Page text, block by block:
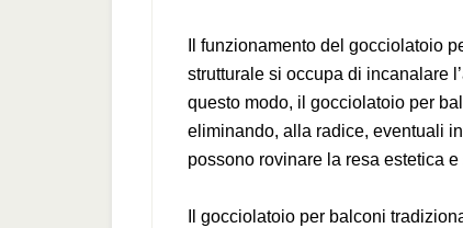
Il funzionamento del gocciolatoio
strutturale si occupa di incanalare
questo modo, il gocciolatoio per
eliminando, alla radice, eventuali
possono rovinare la resa estetica
Il gocciolatoio per balconi